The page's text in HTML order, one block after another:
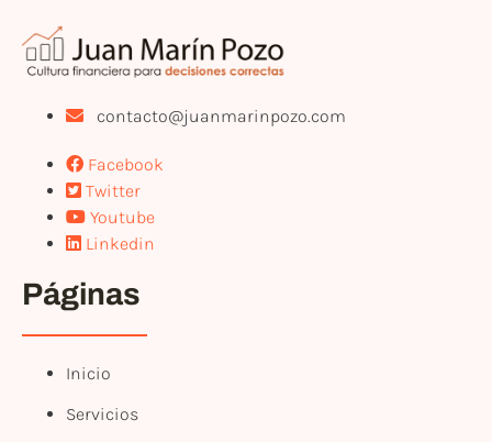
contacto@juanmarinpozo.com
Facebook
Twitter
Youtube
Linkedin
Páginas
Inicio
Servicios